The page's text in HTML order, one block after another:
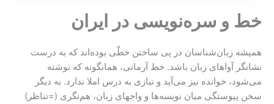
خط و سره‌نویسی در ایران
همیشه زبان‌شناسان در پی ساختن خطّی بوده‌اند که به درست
نشانگر آواهای زبان باشد. خط آرمانی، همانگونه که نوشته
می‌شود، خوانده نیز می‌آید و نیازی به درس املا ندارد. به دیگر
سخن پیوستگی میان نویسه‌ها و واجهای زبان، هم‌نگری (=تناظر)